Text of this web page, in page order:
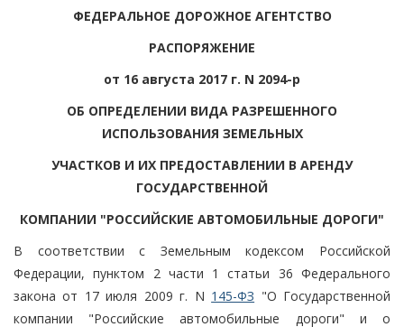
ФЕДЕРАЛЬНОЕ ДОРОЖНОЕ АГЕНТСТВО
РАСПОРЯЖЕНИЕ
от 16 августа 2017 г. N 2094-р
ОБ ОПРЕДЕЛЕНИИ ВИДА РАЗРЕШЕННОГО
ИСПОЛЬЗОВАНИЯ ЗЕМЕЛЬНЫХ
УЧАСТКОВ И ИХ ПРЕДОСТАВЛЕНИИ В АРЕНДУ
ГОСУДАРСТВЕННОЙ
КОМПАНИИ "РОССИЙСКИЕ АВТОМОБИЛЬНЫЕ ДОРОГИ"
В соответствии с Земельным кодексом Российской
Федерации, пунктом 2 части 1 статьи 36 Федерального
закона от 17 июля 2009 г. N 145-ФЗ "О Государственной
компании "Российские автомобильные дороги" и о